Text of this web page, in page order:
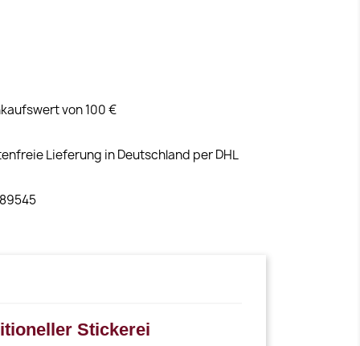
von 100 €
Lieferung in Deutschland per DHL
Stickerei